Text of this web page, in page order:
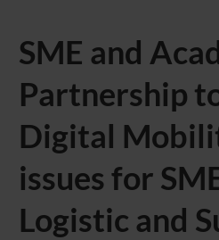
SME and
Partnership
Digital
issues for
Logistic and